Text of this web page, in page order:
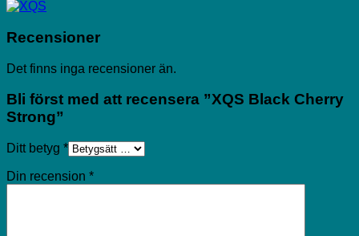
Recensioner
Det finns inga recensioner än.
Bli först med att recensera ”XQS Black Cherry
Strong”
Ditt betyg *
Din recension *